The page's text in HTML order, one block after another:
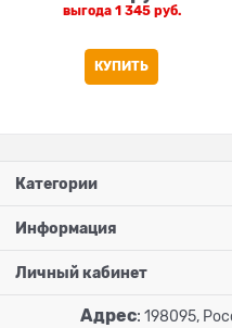
выгода 1 345 руб.
КУПИТЬ
Категории
Информация
Личный кабинет
Адрес: 198095,